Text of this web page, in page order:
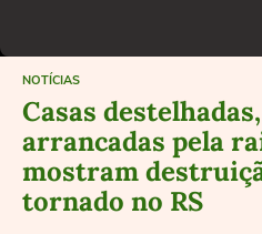
NOTÍCIAS
Casas
arrancadas pela
mostram
tornado no RS